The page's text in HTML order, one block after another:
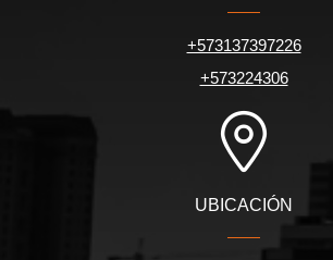
+573137397226
+573224306
UBICACIÓN